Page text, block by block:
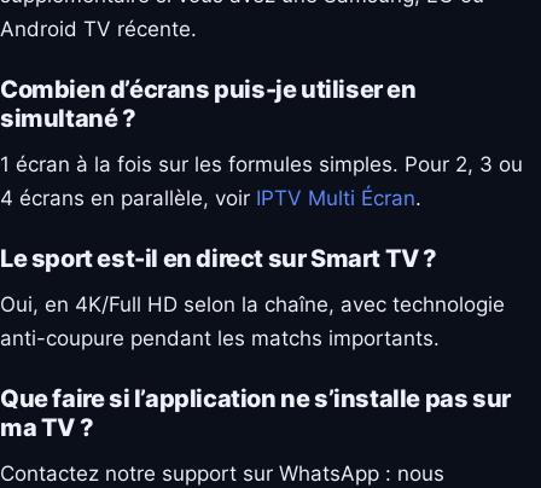
Android TV récente.
Combien d’écrans puis-je utiliser en
simultané ?
1 écran à la fois sur les formules simples. Pour 2, 3 ou
4 écrans en parallèle, voir IPTV Multi Écran.
Le sport est-il en direct sur Smart TV ?
Oui, en 4K/Full HD selon la chaîne, avec technologie
anti-coupure pendant les matchs importants.
Que faire si l’application ne s’installe pas sur
ma TV ?
Contactez notre support sur WhatsApp : nous